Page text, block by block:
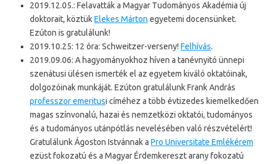
2019.12.05.: Felavatták a Magyar Tudományos Akadémia új
doktorait, köztükElekes Márton egyetemi docensünket.
Ezúton is gratulálunk!
2019.10.25: 12 óra: Schweitzer-verseny! Felhívás.
2019.09.06: A hagyományokhoz híven a tanévnyitó ünnepi
szenátusi ülésen ismerték el az egyetem kiváló oktatóinak,
dolgozóinak munkáját. Ezúton gratulálunk Frank András
professzor emeritusi címéhez a több évtizedes kiemelkedően
magas színvonalú, hazai és nemzetközi oktatói, tudományos
és a tudományos utánpótlás nevelésében való részvételért!
Gratulálunk Ágoston Istvánnak a Pro Universitate Emlékérem
ezüst fokozatú és a Magyar Érdemkereszt arany fokozatú